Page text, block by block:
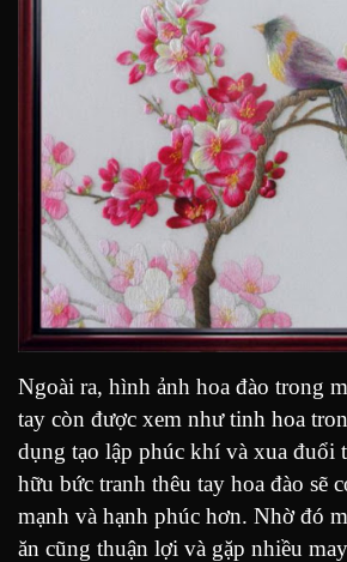
Ngoài ra, hình ảnh hoa đào trong
tay còn được xem như tinh hoa
dụng tạo lập phúc khí và xua đuổi
hữu bức tranh thêu tay hoa đào sẽ
mạnh và hạnh phúc hơn. Nhờ đó
ăn cũng thuận lợi và gặp nhiều